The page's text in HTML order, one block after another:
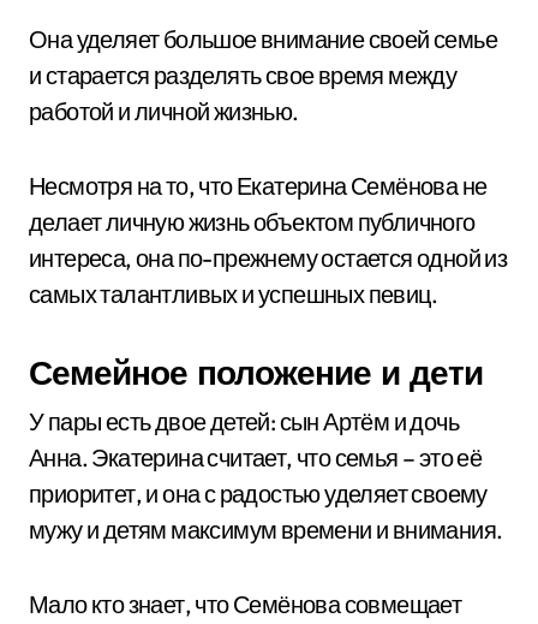
Она уделяет большое внимание своей семье
и старается разделять свое время между
работой и личной жизнью.
Несмотря на то, что Екатерина Семёнова не
делает личную жизнь объектом публичного
интереса, она по-прежнему остается одной из
самых талантливых и успешных певиц.
Семейное положение и дети
У пары есть двое детей: сын Артём и дочь
Анна. Экатерина считает, что семья – это её
приоритет, и она с радостью уделяет своему
мужу и детям максимум времени и внимания.
Мало кто знает, что Семёнова совмещает